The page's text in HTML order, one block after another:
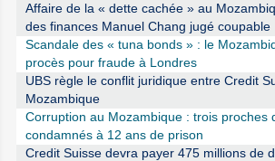
Affaire de la « dette cachée » au
des finances Manuel Chang jugé coupable
Scandale des « tuna bonds » : le
procès pour fraude à Londres
UBS règle le conflit juridique entre Credit
Mozambique
Corruption au Mozambique : trois proches
condamnés à 12 ans de prison
Credit Suisse devra payer 475 millions de